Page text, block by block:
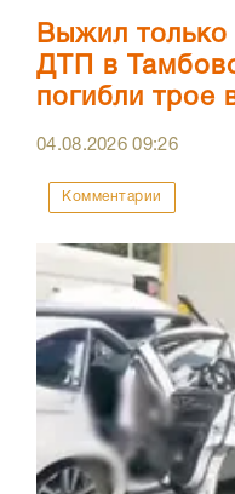
Выжил
ДТП в
погибли трое
04.08.202609:26
Комментарии